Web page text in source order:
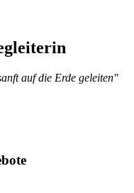
auf die Erde geleiten"